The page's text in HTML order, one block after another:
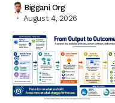
Biggani Org
August 4, 2026